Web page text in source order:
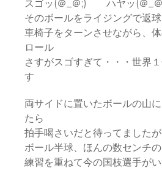
スゴッ(＠_＠;) ハヤッ(＠_
そのボールをライジングで返球
車椅子をターンさせながら、
ロール
さすがスゴすぎて・・・世界
す
両サイドに置いたボールの山
たら
拍手喝さいだと待ってました
ボール半球、ほんの数センチ
練習を重ねて今の国枝選手が